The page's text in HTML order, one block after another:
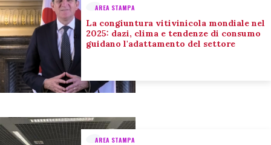
AREA STAMPA
La congiuntura vitivinicola mondiale nel
2025: dazi, clima e tendenze di consumo
guidano l'adattamento del settore
AREA STAMPA